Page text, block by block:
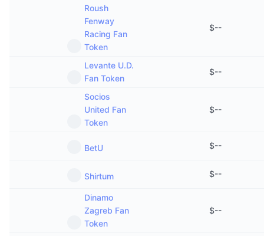
Roush
Fenway
Racing Fan
Token
$--
Levante U.D.
Fan Token
$--
Socios
United Fan
Token
$--
BetU $--
Shirtum $--
Dinamo
Zagreb Fan
Token
$--